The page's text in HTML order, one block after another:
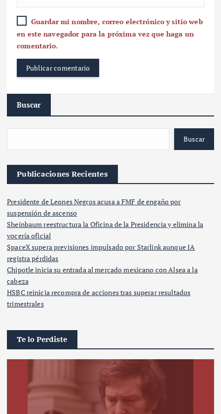
Guardar mi nombre, correo electrónico y sitio web
en este navegador para la próxima vez que haga un
comentario.
Buscar
Buscar
Publicaciones Recientes
Presidente de Leones Negros acusa a FMF de engaño por
suspensión de ascenso
Sheinbaum reestructura la Oficina de la Presidencia y elimina la
vocería oficial
SpaceX supera previsiones impulsado por Starlink aunque IA
registra pérdidas
Chipotle inicia su entrada al mercado mexicano con Alsea a la
cabeza
HSBC reinicia recompra de acciones tras superar resultados
trimestrales
Te lo Perdiste